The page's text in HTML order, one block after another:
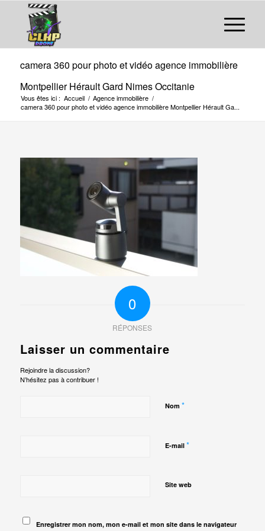
camera 360 pour photo et vidéo agence immobilière
Montpellier Hérault Gard Nimes Occitanie
Vous êtes ici : Accueil / Agence immobilière /
camera 360 pour photo et vidéo agence immobilière Montpellier Hérault Ga...
0
RÉPONSES
Laisser un commentaire
Rejoindre la discussion?
N’hésitez pas à contribuer !
Nom *
E-mail *
Site web
Enregistrer mon nom, mon e-mail et mon site dans le navigateur